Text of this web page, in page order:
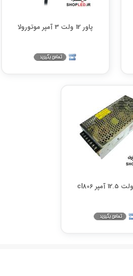
پاور 12 ولت 3 آمپر موتورولا